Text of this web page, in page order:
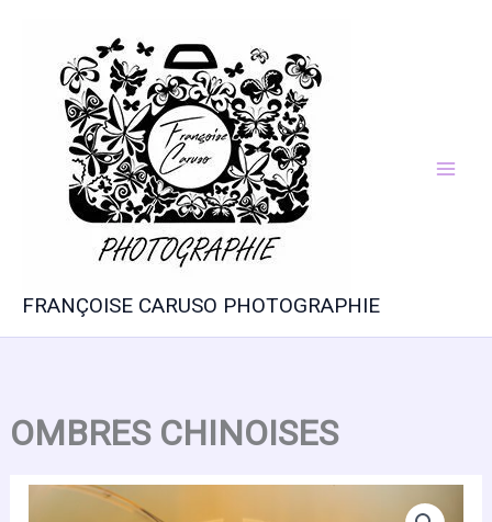
contenu
FRANÇOISE CARUSO PHOTOGRAPHIE
OMBRES CHINOISES